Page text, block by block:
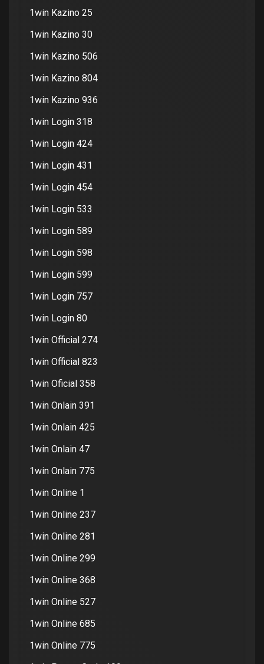
1win Kazino 25
1win Kazino 30
1win Kazino 506
1win Kazino 804
1win Kazino 936
1win Login 318
1win Login 424
1win Login 431
1win Login 454
1win Login 533
1win Login 589
1win Login 598
1win Login 599
1win Login 757
1win Login 80
1win Official 274
1win Official 823
1win Oficial 358
1win Onlain 391
1win Onlain 425
1win Onlain 47
1win Onlain 775
1win Online 1
1win Online 237
1win Online 281
1win Online 299
1win Online 368
1win Online 527
1win Online 685
1win Online 775